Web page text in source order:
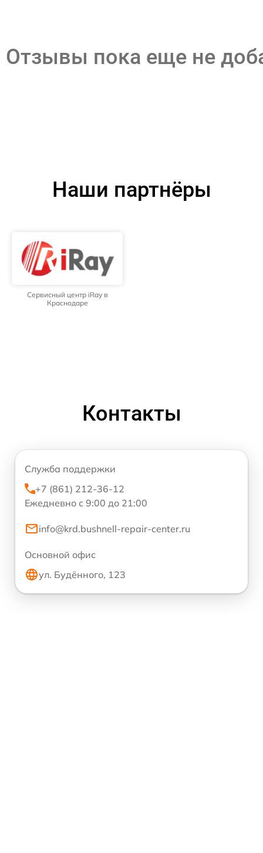
Отзывы пока еще не
Наши партнёры
Сервисный центр iRay в
Краснодаре
Контакты
Служба поддержки
+7 (861) 212-36-12
Ежедневно с 9:00 до 21:00
info@krd.bushnell-repair-center.ru
Основной офис
ул. Будённого, 123